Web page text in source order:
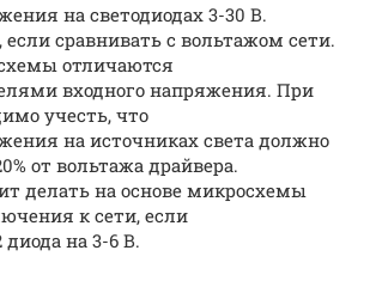
на светодиодах 3-30 В.
если сравнивать с вольтажом сети.
отличаются
входного напряжения. При
учесть, что
на источниках света должно
от вольтажа драйвера.
делать на основе микросхемы
к сети, если
на 3-6 В.